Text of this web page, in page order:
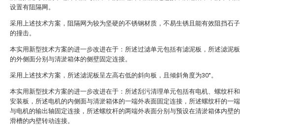
设置有阻隔网。
采用上述技术方案，阻隔网为较为坚硬的不锈钢材质，不易生锈且能有效阻挡石子
的撞击。
本实用新型技术方案的进一步改进在于：所述过滤单元包括有滤泥板，所述滤泥板
的外侧面分别与清淤箱体的侧壁固定连接。
采用上述技术方案，所述滤泥板呈左高右低的斜向板，且倾斜角度为30°。
本实用新型技术方案的进一步改进在于：所述刮污清理单元包括有电机、螺纹杆和
安装板，所述电机的内侧面与清淤箱体的一端外表面固定连接，所述螺纹杆的一端
与电机的输出轴固定连接，所述螺纹杆的两端外表面分别与预设在清淤箱体内壁的
滑槽的内壁转动连接。